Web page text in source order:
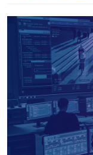
dmt.jpg